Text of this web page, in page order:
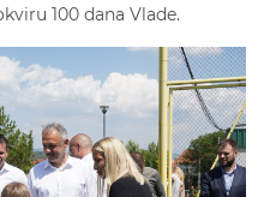
100 dana Vlade.